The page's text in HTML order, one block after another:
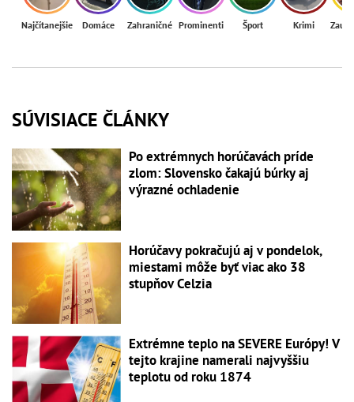
Najčítanejšie Domáce Zahraničné Prominenti Šport Krimi
SÚVISIACE ČLÁNKY
Po extrémnych horúčavách príde
zlom: Slovensko čakajú búrky aj
výrazné ochladenie
Horúčavy pokračujú aj v pondelok,
miestami môže byť viac ako 38
stupňov Celzia
Extrémne teplo na SEVERE Európy! V
tejto krajine namerali najvyššiu
teplotu od roku 1874